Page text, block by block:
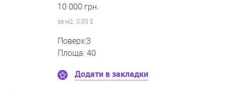
16 000 грн.
за м2: 0.00 $
Поверх:11
Площа: 55
Додати в закладки